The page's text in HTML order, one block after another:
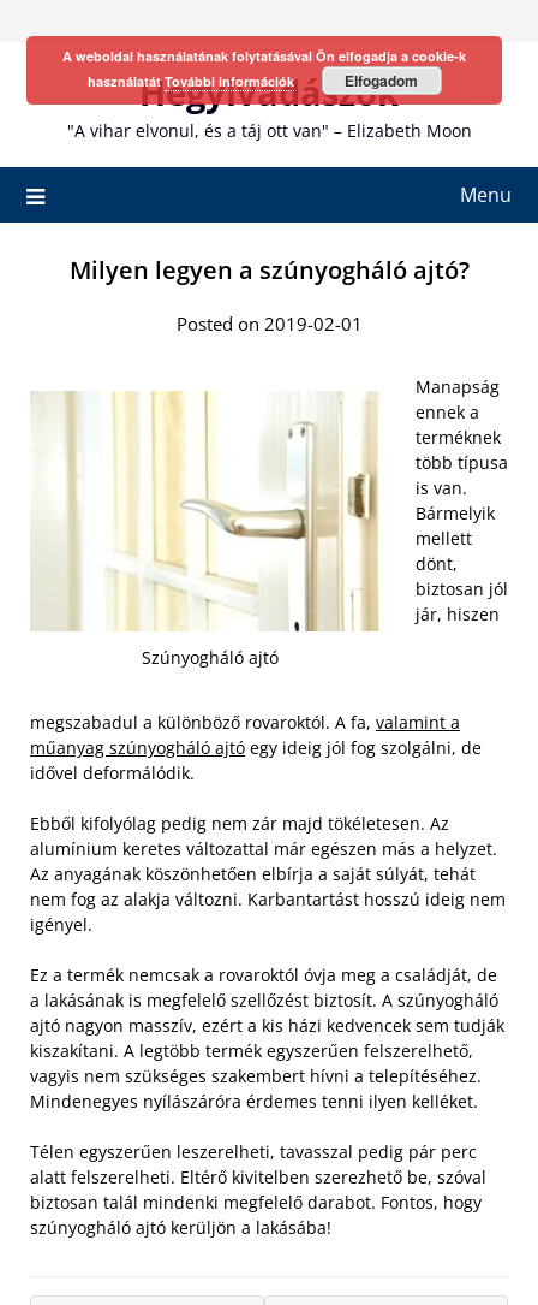
Hegyivadászok
"A vihar elvonul, és a táj ott van" – Elizabeth Moon
Menu
Milyen legyen a szúnyogháló ajtó?
Posted on 2019-02-01
Szúnyogháló ajtó
Manapság
ennek a
terméknek
több típusa
is van.
Bármelyik
mellett
dönt,
biztosan jól
jár, hiszen
megszabadul a különböző rovaroktól. A fa, valamint a
műanyag szúnyogháló ajtó egy ideig jól fog szolgálni, de
idővel deformálódik.
Ebből kifolyólag pedig nem zár majd tökéletesen. Az
alumínium keretes változattal már egészen más a helyzet.
Az anyagának köszönhetően elbírja a saját súlyát, tehát
nem fog az alakja változni. Karbantartást hosszú ideig nem
igényel.
Ez a termék nemcsak a rovaroktól óvja meg a családját, de
a lakásának is megfelelő szellőzést biztosít. A szúnyogháló
ajtó nagyon masszív, ezért a kis házi kedvencek sem tudják
kiszakítani. A legtöbb termék egyszerűen felszerelhető,
vagyis nem szükséges szakembert hívni a telepítéséhez.
Mindenegyes nyílászáróra érdemes tenni ilyen kelléket.
Télen egyszerűen leszerelheti, tavasszal pedig pár perc
alatt felszerelheti. Eltérő kivitelben szerezhető be, szóval
biztosan talál mindenki megfelelő darabot. Fontos, hogy
szúnyogháló ajtó kerüljön a lakásába!
A weboldal használatának folytatásával Ön elfogadja a cookie-k
használatátTovábbi információk Elfogadom